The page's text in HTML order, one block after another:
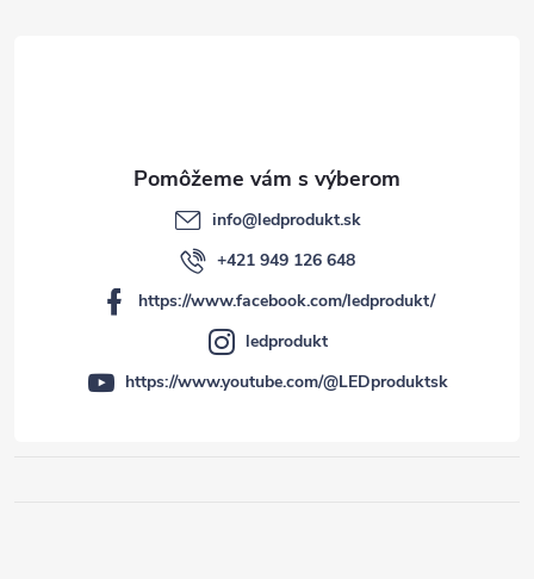
info@ledprodukt.sk
+421 949 126 648
https://www.facebook.com/ledprodukt/
ledprodukt
https://www.youtube.com/@LEDproduktsk